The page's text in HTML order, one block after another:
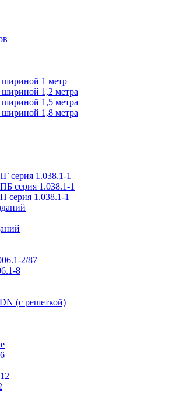
1 метр
1,2 метра
1,5 метра
1,8 метра
серия 1.038.1-1
серия 1.038.1-1
1.038.1-1
2/87
8
(с решеткой)